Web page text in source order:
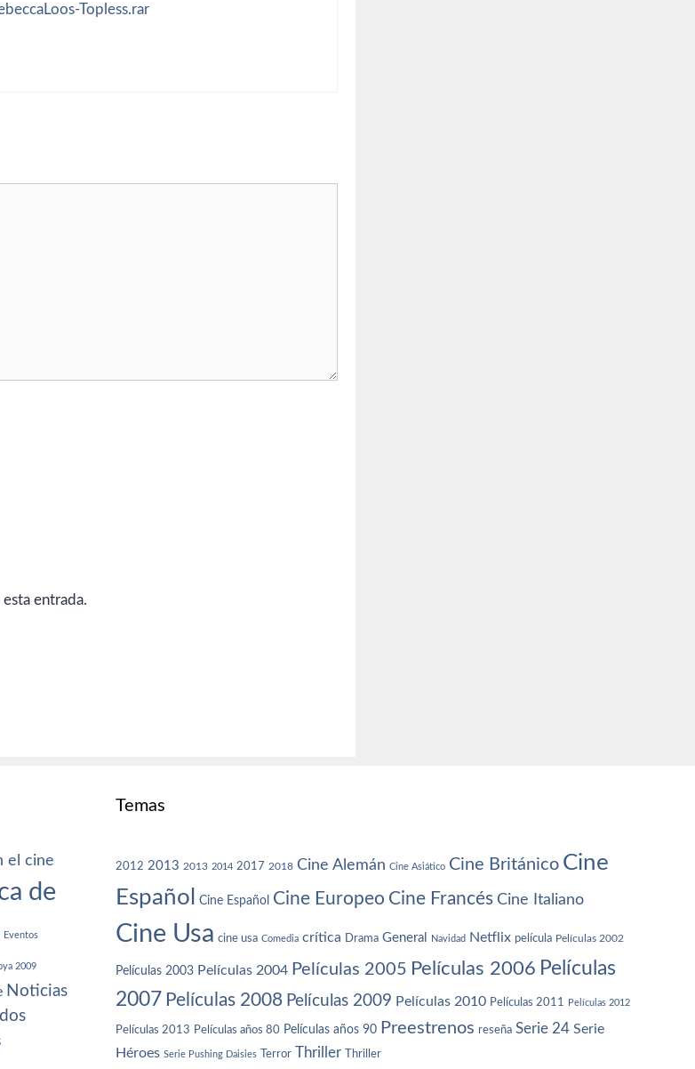
Topless.rar
entrada.
el cine
de
Eventos
2009
Noticias
Temas
2012 2013 2013 2014 2017 2018 Cine Alemán Cine Asiático Cine Británico Cine
Español
Cine Español Cine Europeo Cine Francés Cine Italiano
Cine Usa cine usa Comedia crítica Drama General Navidad Netflix película Películas 2002
Películas 2003 Películas 2004 Películas 2005 Películas 2006 Películas
2007 Películas 2008 Películas 2009 Películas 2010 Películas 2011 Películas 2012
Películas 2013 Películas años 80 Películas años 90 Preestrenos reseña Serie 24 Serie
Héroes Serie Pushing Daisies Terror Thriller Thriller